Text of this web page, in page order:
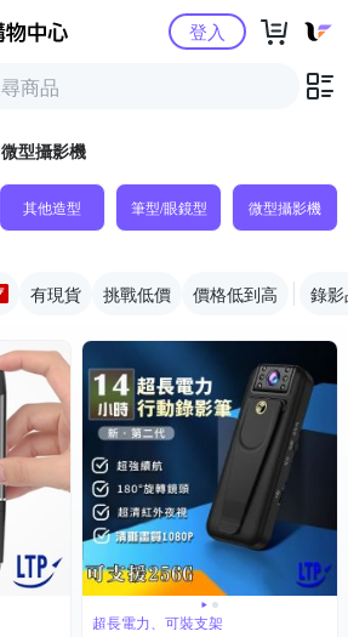
Yahoo購物中心登入
微型攝影機
其他造型 筆型/眼鏡型 微型攝影機
有現貨 挑戰低價 價格低到高 錄
超長電力、可裝支架